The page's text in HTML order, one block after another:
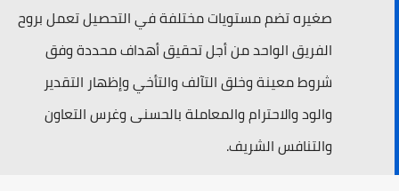
صغيره تضم مستويات مختلفة في التحصيل تعمل بروح
الفريق الواحد من أجل تحقيق أهداف محددة وفق
شروط معينة وخلق التآلف والتأخي وإظهار التقدير
والود والاحترام والمعاملة بالحسنى وغرس التعاون
والتنافس الشريف.